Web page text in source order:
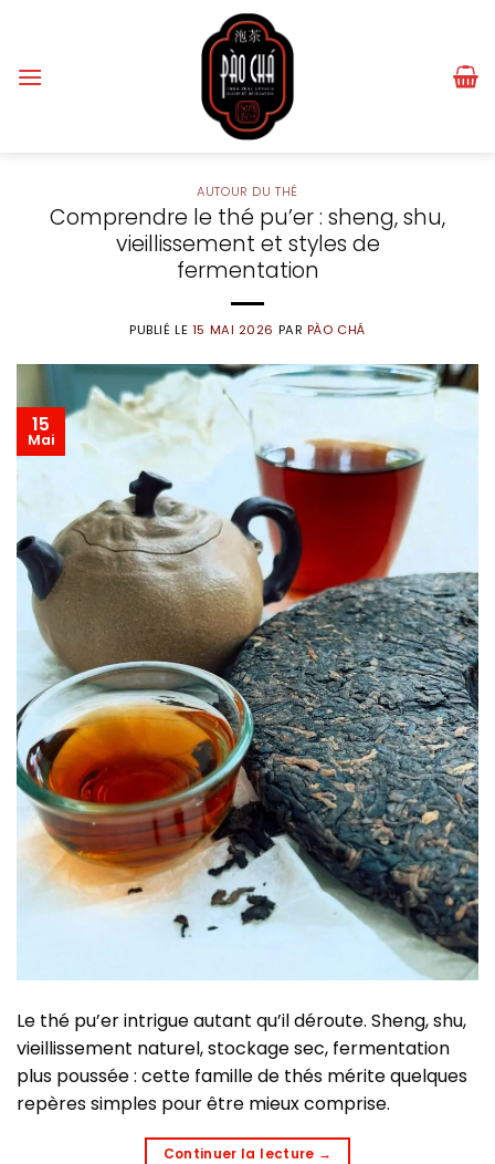
contenu
AUTOUR DU THÉ
Comprendre le thé pu’er : sheng, shu,
vieillissement et styles de
fermentation
PUBLIÉ LE 15 MAI 2026 PAR PÀO CHÁ
15
Mai
Le thé pu’er intrigue autant qu’il déroute. Sheng, shu,
vieillissement naturel, stockage sec, fermentation
plus poussée : cette famille de thés mérite quelques
repères simples pour être mieux comprise.
Continuer la lecture →